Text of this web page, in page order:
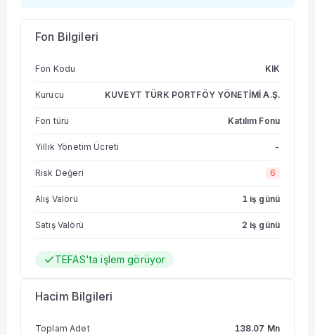
Fon Bilgileri
Fon Kodu KIK
Kurucu KUVEYT TÜRK PORTFÖY YÖNETİMİ A.Ş.
Fon türü Katılım Fonu
Yıllık Yönetim Ücreti -
Risk Değeri 6
Alış Valörü 1 iş günü
Satış Valörü 2 iş günü
TEFAS'ta işlem görüyor
Hacim Bilgileri
Toplam Adet 138.07 Mn